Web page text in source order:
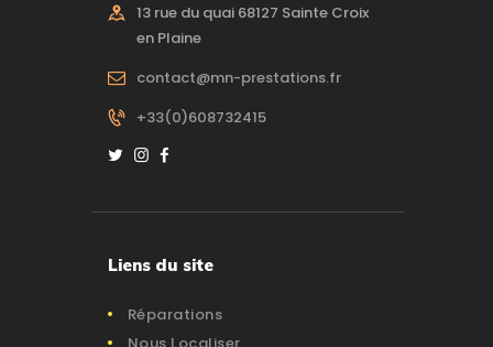
13 rue du quai 68127 Sainte Croix
en Plaine
contact@mn-prestations.fr
+33(0)608732415
Liens du site
Réparations
Nous Localiser